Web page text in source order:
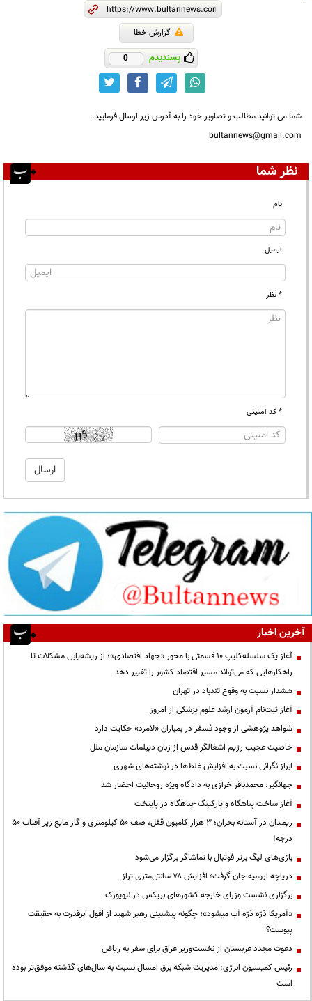
گزارش خطا
پسندیدم 0
شما می توانید مطالب و تصاویر خود را به آدرس زیر ارسال فرمایید.
bultannews@gmail.com
نظر شما
نام
ایمیل
* نظر
* کد امنیتی
آخرین اخبار
آغاز یک سلسله‌کلیپ ۱۰ قسمتی با محور «جهاد اقتصادی»؛ از ریشه‌یابی مشکلات تا
راهکارهایی که می‌تواند مسیر اقتصاد کشور را تغییر دهد
هشدار نسبت به وقوع تندباد در تهران
آغاز ثبت‌نام آزمون ارشد علوم پزشکی از امروز
شواهد پژوهشی از وجود فسفر در بمباران «لامرد» حکایت دارد
خاصیت عجیب رژیم اشغالگر قدس از زبان دیپلمات سازمان ملل
ابراز نگرانی نسبت به افزایش غلط‌ها در نوشته‌های شهری
جهانگیر: محمدباقر خرازی به دادگاه ویژه روحانیت احضار شد
آغاز ساخت پناهگاه و پارکینگ -پناهگاه در پایتخت
ریمـدان در آستانه بحران؛ ۳ هزار کامیون قفل، صف ۵۰ کیلومتری و گاز مایع زیر آفتاب ۵۰
درجه!
بازی‌های لیگ برتر فوتبال با تماشاگر برگزار می‌شود
دریاچه ارومیه جان گرفت؛ افزایش ۷۸ سانتی‌متری تراز
برگزاری نشست وزرای خارجه کشورهای بریکس در نیویورک
«آمریکا ذرّه ذرّه آب میشود»؛ چگونه پیشبینی رهبر شهید از افول ابرقدرت به حقیقت
پیوست؟
دعوت مجدد عربستان از نخست‌وزیر عراق برای سفر به ریاض
رئیس کمیسیون انرژی: مدیریت شبکه برق امسال نسبت به سال‌های گذشته موفق‌تر بوده
است